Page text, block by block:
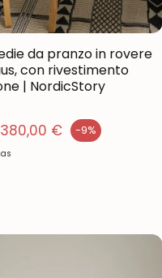
da pranzo in rovere
con rivestimento
| NordicStory
€ -9%